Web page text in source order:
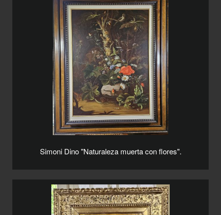
Simoni Dino "Naturaleza muerta con flores".